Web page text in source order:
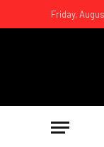
Friday,